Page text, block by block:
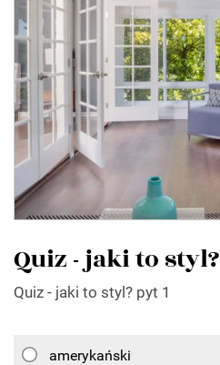
Quiz - jaki to styl?
Quiz - jaki to styl? pyt 1
amerykański